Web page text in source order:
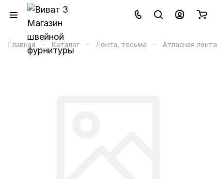
Главная – Каталог – Лента, тесьма – Атласная лента